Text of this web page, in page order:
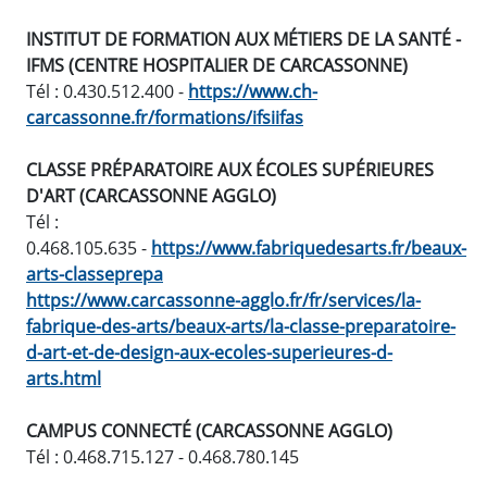
INSTITUT DE FORMATION AUX MÉTIERS DE LA SANTÉ -
IFMS (CENTRE HOSPITALIER DE CARCASSONNE)
Tél : 0.430.512.400 - https://www.ch-
carcassonne.fr/formations/ifsiifas
CLASSE PRÉPARATOIRE AUX ÉCOLES SUPÉRIEURES
D'ART (CARCASSONNE AGGLO)
Tél :
0.468.105.635 - https://www.fabriquedesarts.fr/beaux-
arts-classeprepa
https://www.carcassonne-agglo.fr/fr/services/la-
fabrique-des-arts/beaux-arts/la-classe-preparatoire-
d-art-et-de-design-aux-ecoles-superieures-d-
arts.html
CAMPUS CONNECTÉ (CARCASSONNE AGGLO)
Tél : 0.468.715.127 - 0.468.780.145